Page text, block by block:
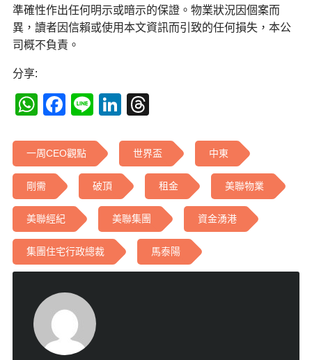
準確性作出任何明示或暗示的保證。物業狀況因個案而
異，讀者因信賴或使用本文資訊而引致的任何損失，本公
司概不負責。
分享:
WhatsApp
Facebook
LineLinkedIn
一周CEO觀點 世界盃 中東
剛需 破頂 租金 美聯物業
美聯經紀 美聯集團 資金湧港
集團住宅行政總裁 馬泰陽